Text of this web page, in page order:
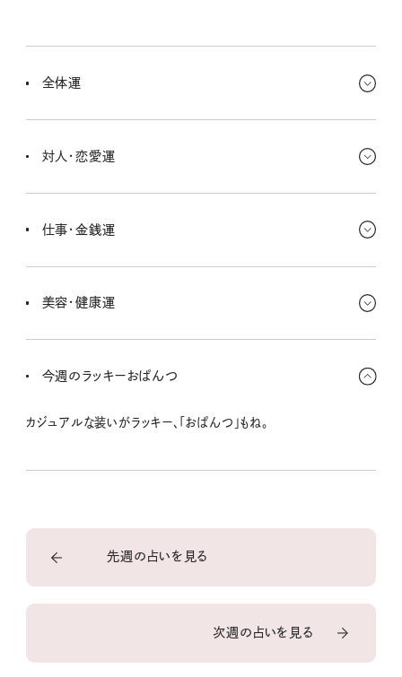
全体運
情報のやり取りから新しいものが生まれてくるみたい。近くへの旅
対人・恋愛運
さ。もっと素直になって、あと一歩のところを伝え合えたらすごくハッ
仕事・金銭運
っと気になるな」くらいでも色々手を広げてOKさ。無駄遣いではなく
美容・健康運
かそう！ 美容面でも冒険したくなりがちだけど、ナチュラルな雰囲気
今週のラッキーおぱんつ
カジュアルな装いがラッキー、「おぱんつ」もね。
先週の占いを見る
次週の占いを見る